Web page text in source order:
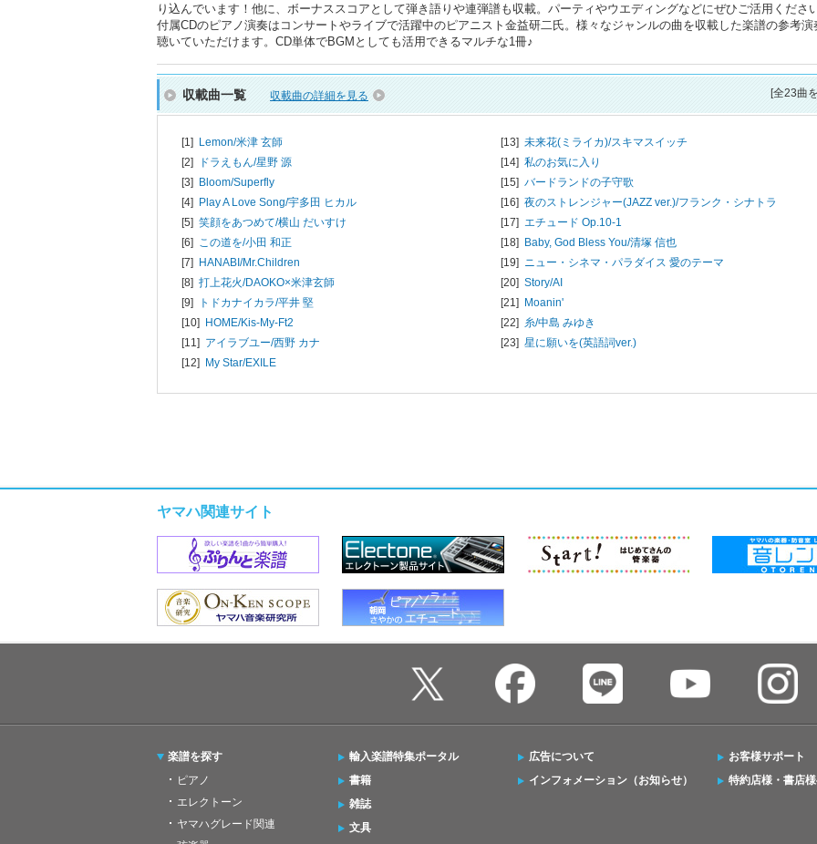
り込んでいます！他に、ボーナススコアとして弾き語りや連弾譜も収載。パーティやウエディングなどにぜひご活用くださ
付属CDのピアノ演奏はコンサートやライブで活躍中のピアニスト金益研二氏。様々なジャンルの曲を収載した楽譜の参考演
聴いていただけます。CD単体でBGMとしても活用できるマルチな1冊♪
収載曲一覧 収載曲の詳細を見る [全23曲
[1] Lemon/米津 玄師
[2]
ドラえもん/星野 源
[3] Bloom/Superfly
[4] Play A Love Song/宇多田 ヒカル
[5] 笑顔をあつめて/横山 だいすけ
[6] この道を/小田 和正
[7] HANABI/Mr.Children
[8] 打上花火/DAOKO×米津玄師
[9]
トドカナイカラ/平井 堅
[10] HOME/Kis-My-Ft2
[11] アイラブユー/西野 カナ
[12] My Star/EXILE
[13] 未来花(ミライカ)/スキマスイッチ
[14] 私のお気に入り
[15] バードランドの子守歌
[16] 夜のストレンジャー(JAZZ ver.)/フランク・シナトラ
[17] エチュード Op.10-1
[18] Baby, God Bless You/清塚 信也
[19] ニュー・シネマ・パラダイス 愛のテーマ
[20] Story/AI
[21] Moanin'
[22] 糸/中島 みゆき
[23] 星に願いを(英語詞ver.)
ヤマハ関連サイト
楽譜を探す
ピアノ
エレクトーン
ヤマハグレード関連
輸入楽譜特集ポータル
書籍
雑誌
文具
広告について
インフォメーション（お知らせ）
お客様サポート
特約店様・書店